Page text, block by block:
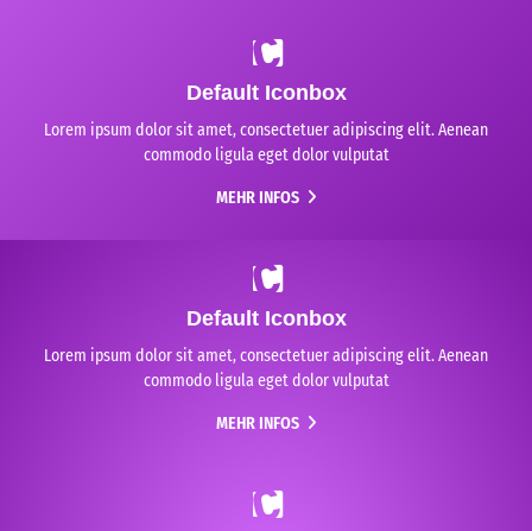
Default Iconbox
Lorem ipsum dolor sit amet, consectetuer adipiscing elit. Aenean
commodo ligula eget dolor vulputat
MEHR INFOS
Default Iconbox
Lorem ipsum dolor sit amet, consectetuer adipiscing elit. Aenean
commodo ligula eget dolor vulputat
MEHR INFOS